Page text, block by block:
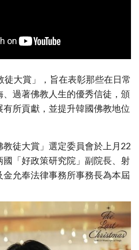
徒大賞」，旨在表彰那些在日常
過著佛教人生的優秀信徒，頒
所貢獻，並提升韓國佛教地位
徒大賞」選定委員會於上月22
國「好政策研究院」副院長、射
允奉法律事務所事務長為本屆